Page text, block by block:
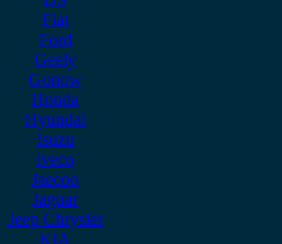
Fiat
Ford
Geely
Gonow
Honda
Hyundai
Isuzu
iveco
Jaecoo
Jaguar
Jeep Chrysler
KIA